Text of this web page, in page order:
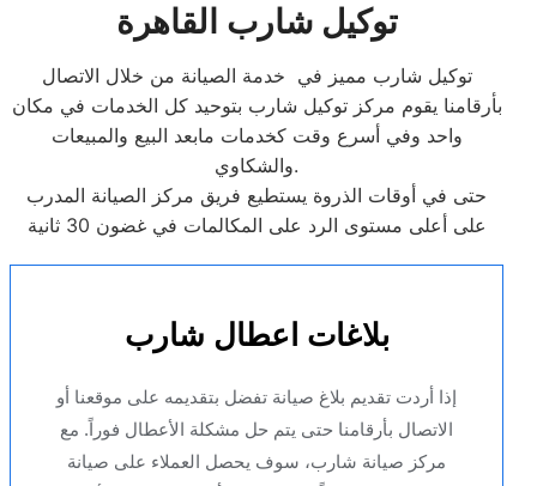
توكيل شارب القاهرة
توكيل شارب مميز في خدمة الصيانة من خلال الاتصال
بأرقامنا يقوم مركز توكيل شارب بتوحيد كل الخدمات في مكان
واحد وفي أسرع وقت كخدمات مابعد البيع والمبيعات
والشكاوي.
حتى في أوقات الذروة يستطيع فريق مركز الصيانة المدرب
على أعلى مستوى الرد على المكالمات في غضون 30 ثانية
بلاغات اعطال شارب
إذا أردت تقديم بلاغ صيانة تفضل بتقديمه على موقعنا أو
الاتصال بأرقامنا حتى يتم حل مشكلة الأعطال فوراً. مع
مركز صيانة شارب، سوف يحصل العملاء على صيانة